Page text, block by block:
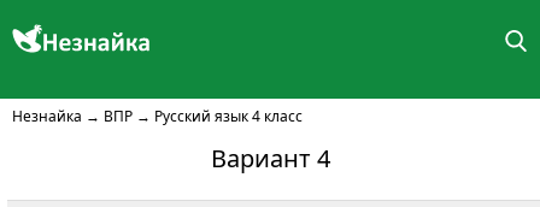
Незнайка → ВПР → Русский язык 4 класс
Вариант 4